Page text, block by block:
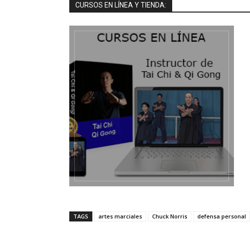
CURSOS EN LÍNEA Y TIENDA:
TAGS artes marciales Chuck Norris defensa personal